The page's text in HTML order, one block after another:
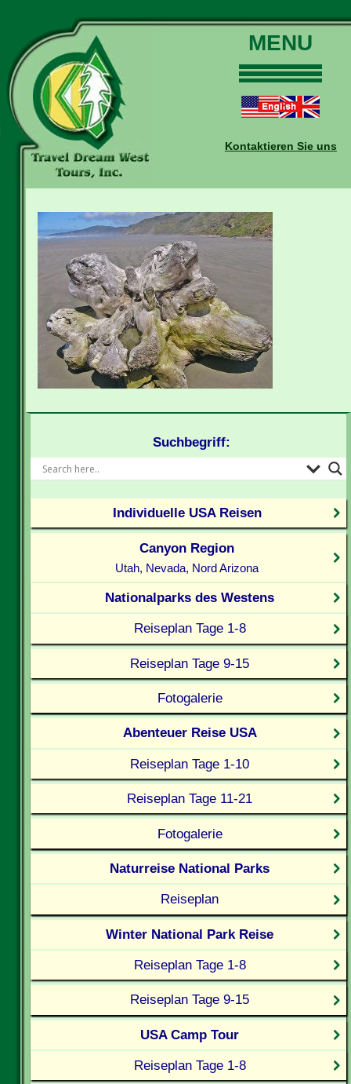
MENU
Touren
Daten und Preise
Buchungen
Auskünfte
Kontakt
Reise-Blog
Kontaktieren Sie uns
Suchbegriff:
Individuelle USA Reisen
Canyon Region
Utah, Nevada, Nord Arizona
Nationalparks des Westens
Reiseplan Tage 1-8
Reiseplan Tage 9-15
Fotogalerie
Abenteuer Reise USA
Reiseplan Tage 1-10
Reiseplan Tage 11-21
Fotogalerie
Naturreise National Parks
Reiseplan
Winter National Park Reise
Reiseplan Tage 1-8
Reiseplan Tage 9-15
USA Camp Tour
Reiseplan Tage 1-8